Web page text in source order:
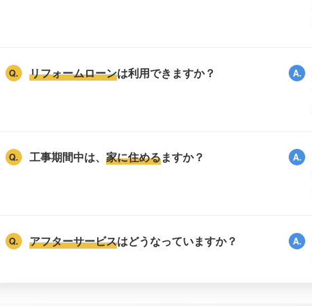
リフォームローンは利用できますか？
工事期間中は、 家に住めるますか？
アフターサービスはどうなっていますか？